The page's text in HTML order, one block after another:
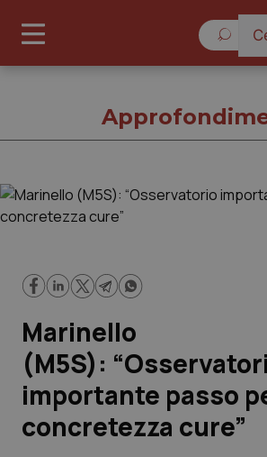
Governo e Parlamento
Regioni e Asl
Lavoro e Professioni
Marinello
(M5S):
importante passo
concretezza cure”